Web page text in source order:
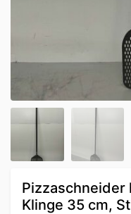
Klinge 35 cm,